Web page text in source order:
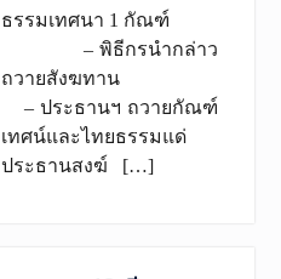
ธรรมเทศนา 1 กัณฑ์
– พิธีกรนำกล่าว
ถวายสังฆทาน
– ประธานฯ ถวายกัณฑ์
เทศน์และไทยธรรมแด่
ประธานสงฆ์ […]